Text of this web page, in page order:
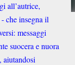
all’autrice,
che insegna il
messaggi
suocera e nuora